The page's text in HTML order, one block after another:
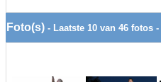
Foto(s) - Laatste 10 van 46 fotos -